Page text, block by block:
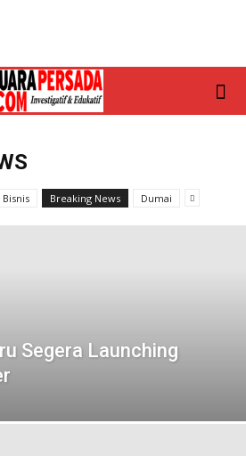
Bisnis Breaking News Dumai
Segera Launching